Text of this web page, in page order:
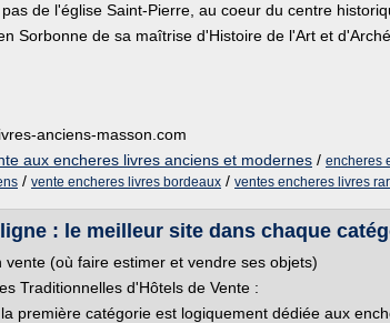
de l'église Saint-Pierre, au coeur du centre
Sorbonne de sa maîtrise d'Histoire de l'Art et
anciens-masson.com
aux encheres livres anciens et modernes / encheres
/ vente encheres livres bordeaux / ventes encheres livres
: le meilleur site dans chaque
vente (où faire estimer et vendre ses objets)
Traditionnelles d'Hôtels de Vente :
première catégorie est logiquement dédiée aux